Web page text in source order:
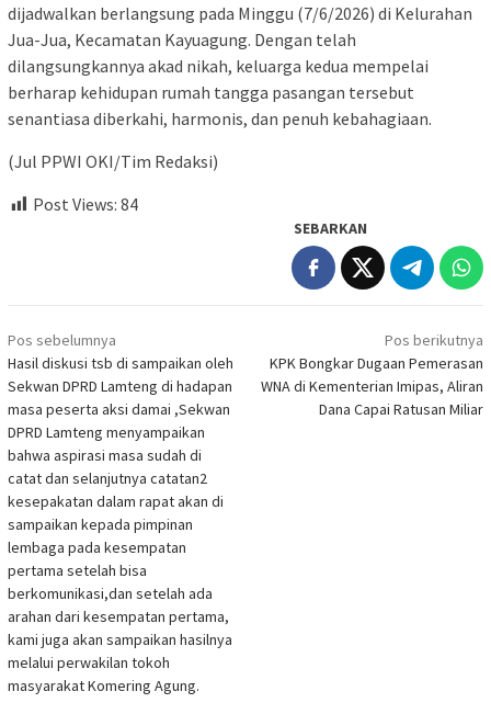
dijadwalkan berlangsung pada Minggu (7/6/2026) di Kelurahan
Jua-Jua, Kecamatan Kayuagung. Dengan telah
dilangsungkannya akad nikah, keluarga kedua mempelai
berharap kehidupan rumah tangga pasangan tersebut
senantiasa diberkahi, harmonis, dan penuh kebahagiaan.
(Jul PPWI OKI/Tim Redaksi)
Post Views: 84
SEBARKAN
Navigasi
pos
Pos sebelumnya
Hasil diskusi tsb di sampaikan oleh
Sekwan DPRD Lamteng di hadapan
masa peserta aksi damai ,Sekwan
DPRD Lamteng menyampaikan
bahwa aspirasi masa sudah di
catat dan selanjutnya catatan2
kesepakatan dalam rapat akan di
sampaikan kepada pimpinan
lembaga pada kesempatan
pertama setelah bisa
berkomunikasi,dan setelah ada
arahan dari kesempatan pertama,
kami juga akan sampaikan hasilnya
melalui perwakilan tokoh
masyarakat Komering Agung.
Pos berikutnya
KPK Bongkar Dugaan Pemerasan
WNA di Kementerian Imipas, Aliran
Dana Capai Ratusan Miliar